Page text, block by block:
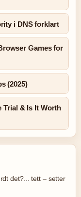
i DNS forklart
Games for
(2025)
Trial & Is It Worth
på norsk: En
oppdatert.